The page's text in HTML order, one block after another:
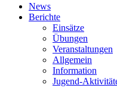
News
Berichte
Einsätze
Übungen
Veranstaltungen
Allgemein
Information
Jugend-